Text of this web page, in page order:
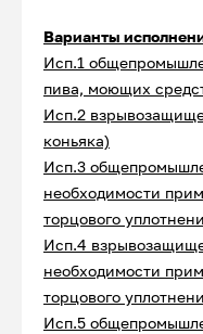
Варианты
Исп.1
пива, моющих
Исп.2
коньяка)
Исп.3
необходимости
торцового
Исп.4
необходимости
торцового
Исп.5